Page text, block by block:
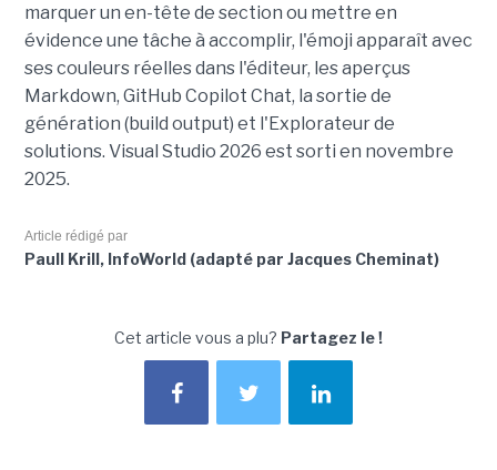
marquer un en-tête de section ou mettre en
évidence une tâche à accomplir, l'émoji apparaît avec
ses couleurs réelles dans l'éditeur, les aperçus
Markdown, GitHub Copilot Chat, la sortie de
génération (build output) et l'Explorateur de
solutions. Visual Studio 2026 est sorti en novembre
2025.
Article rédigé par
Paull Krill, InfoWorld (adapté par Jacques Cheminat)
Cet article vous a plu? Partagez le !